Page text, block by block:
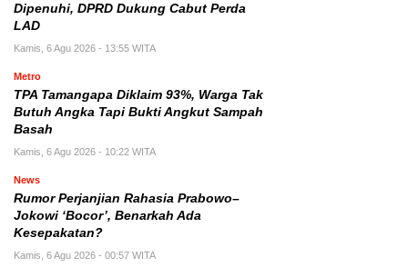
Dipenuhi, DPRD Dukung Cabut Perda
LAD
Kamis, 6 Agu 2026 - 13:55 WITA
Metro
TPA Tamangapa Diklaim 93%, Warga Tak
Butuh Angka Tapi Bukti Angkut Sampah
Basah
Kamis, 6 Agu 2026 - 10:22 WITA
News
Rumor Perjanjian Rahasia Prabowo–
Jokowi ‘Bocor’, Benarkah Ada
Kesepakatan?
Kamis, 6 Agu 2026 - 00:57 WITA